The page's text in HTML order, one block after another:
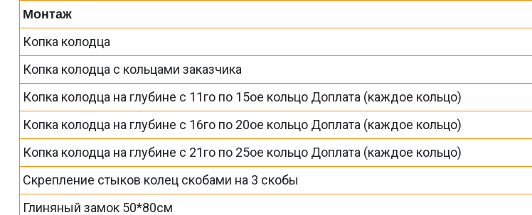
Монтаж
Копка колодца
Копка колодца с кольцами заказчика
Копка колодца на глубине с 11го по 15ое кольцо Доплата (каждое кольцо)
Копка колодца на глубине с 16го по 20ое кольцо Доплата (каждое кольцо)
Копка колодца на глубине с 21го по 25ое кольцо Доплата (каждое кольцо)
Скрепление стыков колец скобами на 3 скобы
Глиняный замок 50*80см